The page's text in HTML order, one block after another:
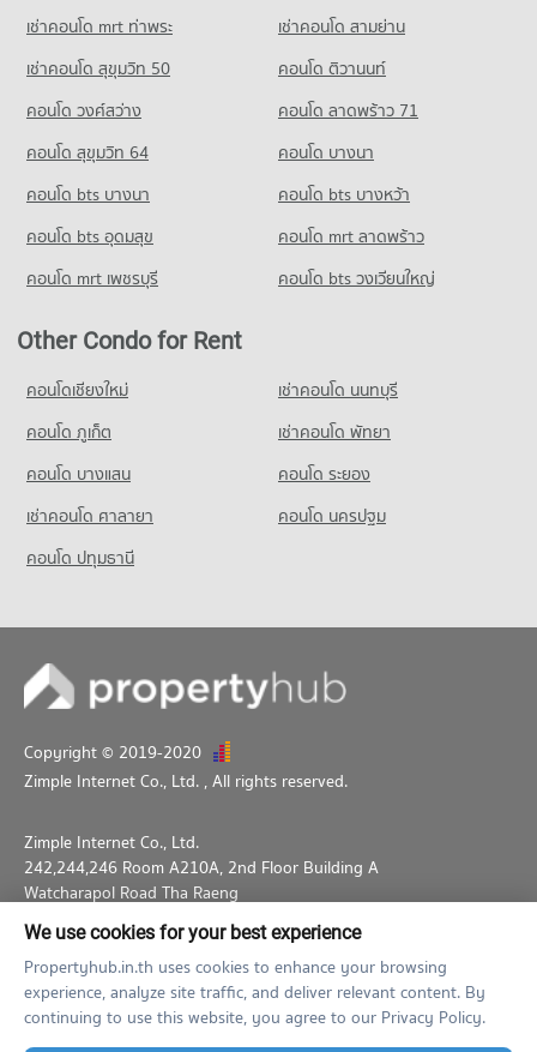
เช่าคอนโด mrt ท่าพระ
เช่าคอนโด สามย่าน
เช่าคอนโด สุขุมวิท 50
คอนโด ติวานนท์
คอนโด วงศ์สว่าง
คอนโด ลาดพร้าว 71
คอนโด สุขุมวิท 64
คอนโด บางนา
คอนโด bts บางนา
คอนโด bts บางหว้า
คอนโด bts อุดมสุข
คอนโด mrt ลาดพร้าว
คอนโด mrt เพชรบุรี
คอนโด bts วงเวียนใหญ่
Other Condo for Rent
คอนโดเชียงใหม่
เช่าคอนโด นนทบุรี
คอนโด ภูเก็ต
เช่าคอนโด พัทยา
คอนโด บางแสน
คอนโด ระยอง
เช่าคอนโด ศาลายา
คอนโด นครปฐม
คอนโด ปทุมธานี
Copyright © 2019-2020
Zimple Internet Co., Ltd., All rights reserved.
Zimple Internet Co., Ltd.
242,244,246 Room A210A, 2nd Floor Building A
Watcharapol Road Tha Raeng
Bang Khen Bangkok 10230
02-026-3049
support@propertyhub.in.th
Term of Service
Privacy Policy Contact
We use cookies for your best experience
Propertyhub.in.th uses cookies to enhance your browsing
experience, analyze site traffic, and deliver relevant content. By
continuing to use this website, you agree to our Privacy Policy.